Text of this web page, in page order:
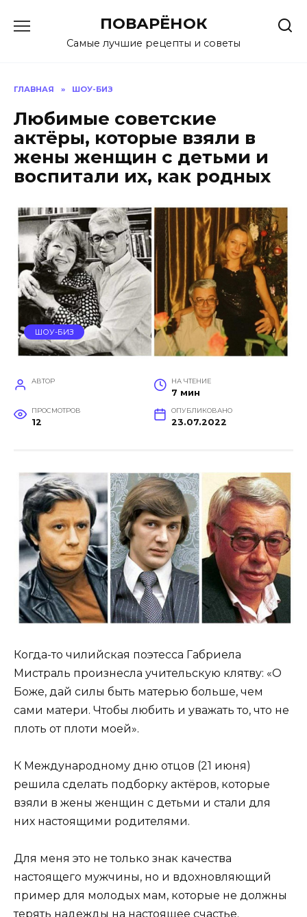
содержанию
ПОВАРЁНОК
Самые лучшие рецепты и советы
ГЛАВНАЯ » ШОУ-БИЗ
Любимые советские
актёры, которые взяли в
жены женщин с детьми и
воспитали их, как родных
ШОУ-БИЗ
АВТОР НА ЧТЕНИЕ
7 мин
ПРОСМОТРОВ
12
ОПУБЛИКОВАНО
23.07.2022
Когда-то чилийская поэтесса Габриела
Мистраль произнесла учительскую клятву: «О
Боже, дай силы быть матерью больше, чем
сами матери. Чтобы любить и уважать то, что не
плоть от плоти моей».
К Международному дню отцов (21 июня)
решила сделать подборку актёров, которые
взяли в жены женщин с детьми и стали для
них настоящими родителями.
Для меня это не только знак качества
настоящего мужчины, но и вдохновляющий
пример для молодых мам, которые не должны
терять надежды на настоящее счастье.